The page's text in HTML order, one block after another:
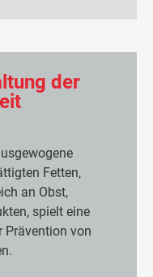
der
Fetten,
an Obst,
spielt eine
Prävention von